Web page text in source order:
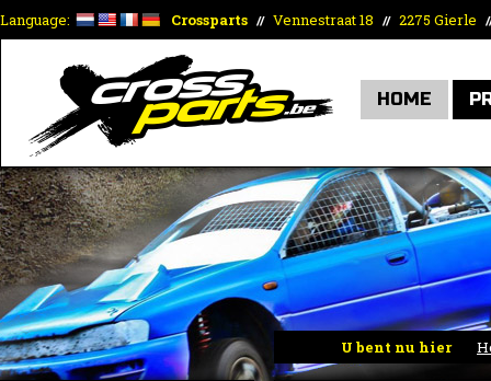
Language: Crossparts // Vennestraat 18 // 2275 Gierle
HOME
U bent nu hier